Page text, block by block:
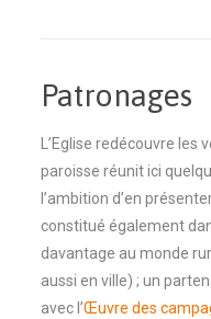
Patronages
L’Eglise redécouvre les
paroisse réunit ici
l’ambition d’en
constitué également
davantage au monde
aussi en ville) ; un
avec l’Œuvre des